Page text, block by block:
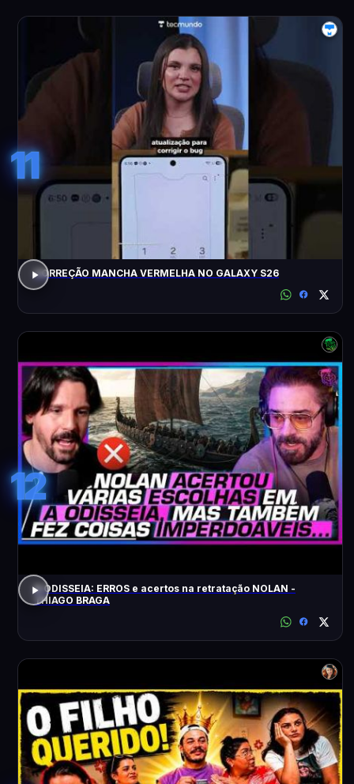
11
CORREÇÃO MANCHA VERMELHA NO GALAXY S26
12
A ODISSEIA: ERROS e acertos na retratação NOLAN -
THIAGO BRAGA